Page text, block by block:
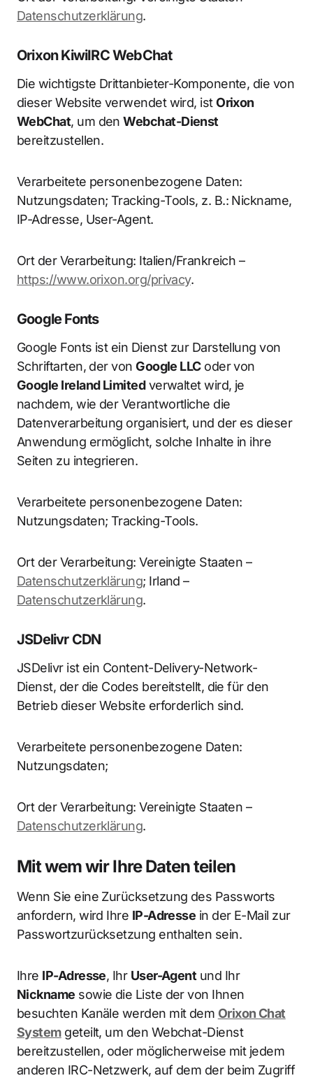
Datenschutzerklärung.
Orixon KiwiIRC WebChat
Die wichtigste Drittanbieter-Komponente, die von
dieser Website verwendet wird, istOrixon
WebChat, um denWebchat-Dienst
bereitzustellen.
Verarbeitete personenbezogene Daten:
Nutzungsdaten; Tracking-Tools, z. B.: Nickname,
IP-Adresse, User-Agent.
Ort der Verarbeitung: Italien/Frankreich –
https://www.orixon.org/privacy.
Google Fonts
Google Fonts ist ein Dienst zur Darstellung von
Schriftarten, der vonGoogle LLCoder von
Google Ireland Limitedverwaltet wird, je
nachdem, wie der Verantwortliche die
Datenverarbeitung organisiert, und der es dieser
Anwendung ermöglicht, solche Inhalte in ihre
Seiten zu integrieren.
Verarbeitete personenbezogene Daten:
Nutzungsdaten; Tracking-Tools.
Ort der Verarbeitung: Vereinigte Staaten –
Datenschutzerklärung; Irland –
Datenschutzerklärung.
JSDelivr CDN
JSDelivr ist ein Content-Delivery-Network-
Dienst, der die Codes bereitstellt, die für den
Betrieb dieser Website erforderlich sind.
Verarbeitete personenbezogene Daten:
Nutzungsdaten;
Ort der Verarbeitung: Vereinigte Staaten –
Datenschutzerklärung.
Mit wem wir Ihre Daten teilen
Wenn Sie eine Zurücksetzung des Passworts
anfordern, wird Ihre IP-Adresse in der E-Mail zur
Passwortzurücksetzung enthalten sein.
Ihre IP-Adresse, Ihr User-Agent und Ihr
Nickname sowie die Liste der von Ihnen
besuchten Kanäle werden mit dem Orixon Chat
Systemgeteilt, um den Webchat-Dienst
bereitzustellen, oder möglicherweise mit jedem
anderen IRC-Netzwerk, auf dem der beim Zugriff